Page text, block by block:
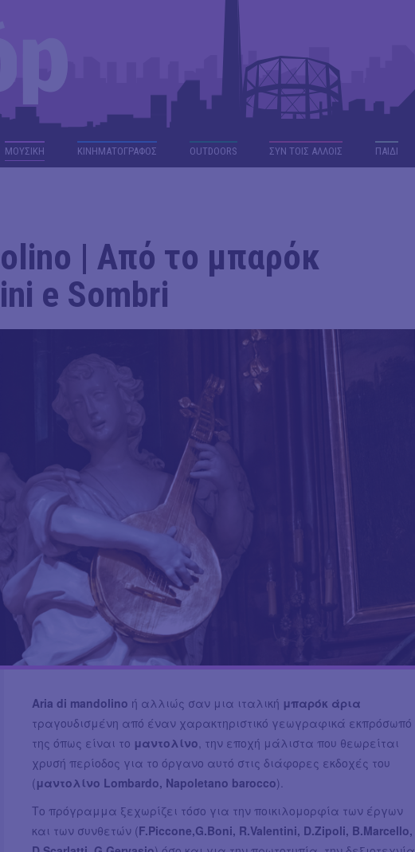
ΜΟΥΣΙΚΗ ΚΙΝΗΜΑΤΟΓΡΑΦΟΣ OUTDΟORS ΣΥΝ ΤΟΙΣ ΑΛΛΟΙΣ ΠΑΙΔΙ
| Από το μπαρόκ
e Sombri
Aria di mandolinο ή αλλιώς σαν μια ιταλική μπαρόκ άρια
τραγουδισμένη από έναν χαρακτηριστικό γεωγραφικά εκπρόσωπό
της όπως είναι το μαντολίνο , την εποχή μάλιστα που θεωρείται
χρυσή περίοδος για το όργανο αυτό στις διάφορες εκδοχές του
(μαντολίνο Lombardo, Napoletano barocco).
Το πρόγραμμα ξεχωρίζει τόσο για την ποικιλομορφία των έργων
και των συνθετών (F.Piccone,G.Boni, R.Valentini, D.Zipoli, B.Marcello,